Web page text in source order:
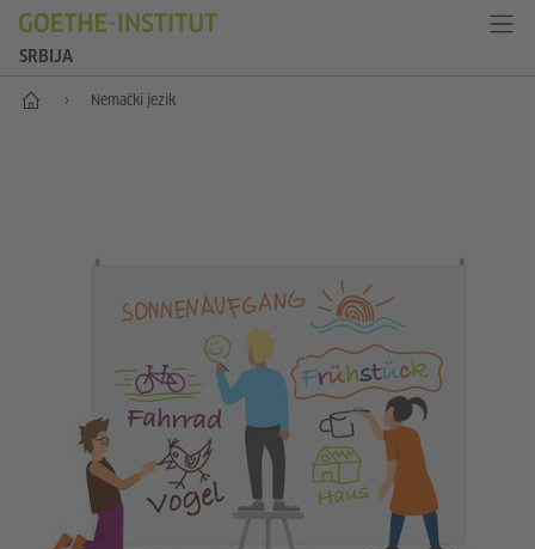
SRBIJA
Početak Nemački jezik